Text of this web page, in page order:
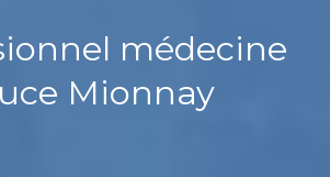
médecine
Mionnay